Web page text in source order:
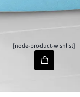
[node-product-wishlist]